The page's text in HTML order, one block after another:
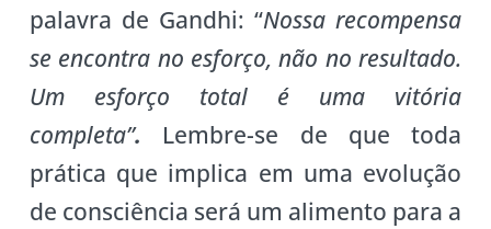
palavra de Gandhi: “Nossa recompensa
se encontra no esforço, não no resultado.
Um esforço total é uma vitória
completa”. Lembre-se de que toda
prática que implica em uma evolução
de consciência será um alimento para a